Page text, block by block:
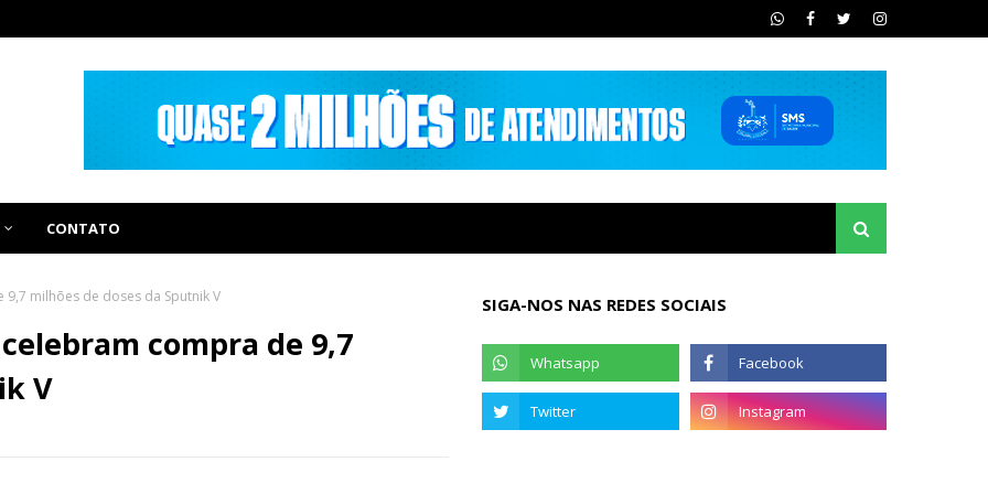
CONTATO
milhões de doses da Sputnik V
compra de 9,7
V
SIGA-NOS NAS REDES SOCIAIS